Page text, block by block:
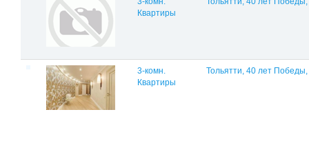
Квартиры
3-комн.
Квартиры
Тольятти, 40 лет